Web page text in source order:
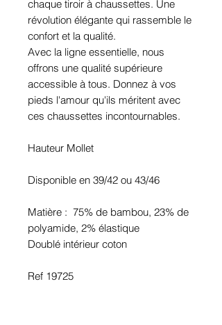
chaque tiroir à chaussettes. Une
révolution élégante qui rassemble le
confort et la qualité.
Avec la ligne essentielle, nous
offrons une qualité supérieure
accessible à tous. Donnez à vos
pieds l'amour qu'ils méritent avec
ces chaussettes incontournables.
Hauteur Mollet
Disponible en 39/42 ou 43/46
Matière : 75% de bambou, 23% de
polyamide, 2% élastique
Doublé intérieur coton
Ref 19725